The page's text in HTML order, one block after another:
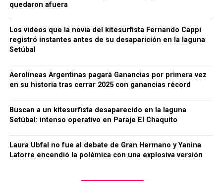
quedaron afuera
Los videos que la novia del kitesurfista Fernando Cappi
registró instantes antes de su desaparición en la laguna
Setúbal
Aerolíneas Argentinas pagará Ganancias por primera vez
en su historia tras cerrar 2025 con ganancias récord
Buscan a un kitesurfista desaparecido en la laguna
Setúbal: intenso operativo en Paraje El Chaquito
Laura Ubfal no fue al debate de Gran Hermano y Yanina
Latorre encendió la polémica con una explosiva versión